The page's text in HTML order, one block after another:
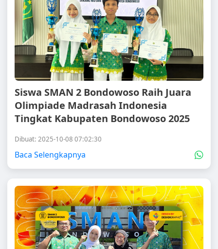
Siswa SMAN 2 Bondowoso Raih Juara
Olimpiade Madrasah Indonesia
Tingkat Kabupaten Bondowoso 2025
Dibuat: 2025-10-08 07:02:30
Baca Selengkapnya